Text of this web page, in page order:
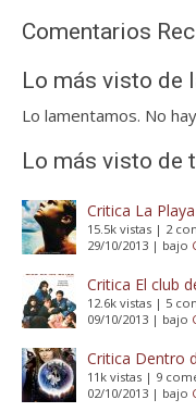
Comentarios
Lo más visto de
Lo lamentamos. No
Lo más visto de
Critica La
15.5k vistas | 2
29/10/2013 | bajo
Critica El club
12.6k vistas | 5
09/10/2013 | bajo
Critica Dentro
11k vistas | 9
02/10/2013 | bajo